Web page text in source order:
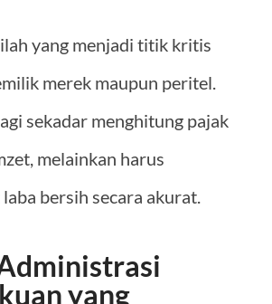
yang menjadi titik kritis
merek maupun peritel.
sekadar menghitung pajak
melainkan harus
bersih secara akurat.
yang